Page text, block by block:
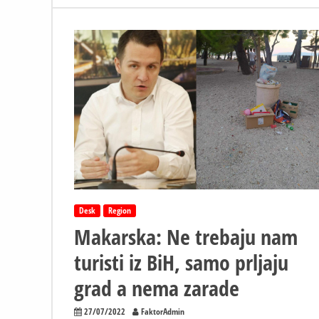
Makarskoj,
ulice
pod
vodom
Desk Region
Makarska: Ne trebaju nam
turisti iz BiH, samo prljaju
grad a nema zarade
27/07/2022 FaktorAdmin